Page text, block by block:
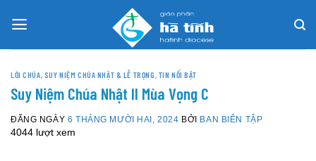
LỜI CHÚA, SUY NIỆM CHÚA NHẬT & LỄ TRỌNG, TIN NỔI BẬT
Suy Niệm Chúa Nhật II Mùa Vọng C
ĐĂNG NGÀY 6 THÁNG MƯỜI HAI, 2024 BỞI BAN BIÊN TẬP
4044 lượt xem